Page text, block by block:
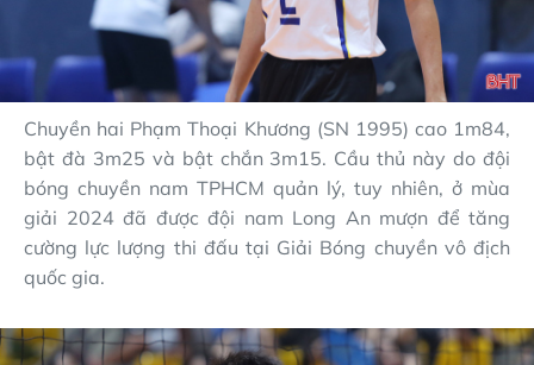
Chuyền hai Phạm Thoại Khương (SN 1995) cao 1m84,
bật đà 3m25 và bật chắn 3m15. Cầu thủ này do đội
bóng chuyền nam TPHCM quản lý, tuy nhiên, ở mùa
giải 2024 đã được đội nam Long An mượn để tăng
cường lực lượng thi đấu tại Giải Bóng chuyền vô địch
quốc gia.